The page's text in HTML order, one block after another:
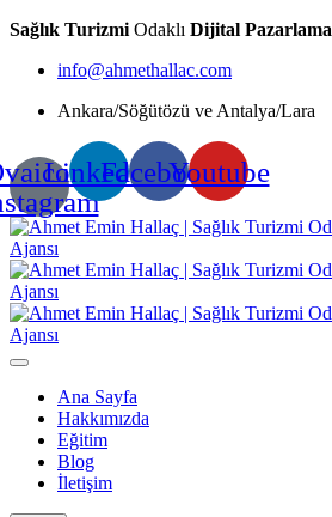
Sağlık Turizmi Odaklı Dijital Pazarlama
info@ahmethallac.com
Ankara/Söğütözü ve Antalya/Lara
LinkedinFacebookYoutube
Ana Sayfa
Hakkımızda
Eğitim
Blog
İletişim